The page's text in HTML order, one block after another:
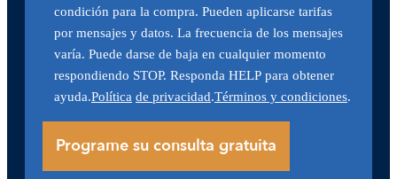
condición para la compra. Pueden aplicarse tarifas
por mensajes y datos. La frecuencia de los mensajes
varía. Puede darse de baja en cualquier momento
respondiendo STOP. Responda HELP para obtener
ayuda.Política de privacidad.Términos y condiciones.